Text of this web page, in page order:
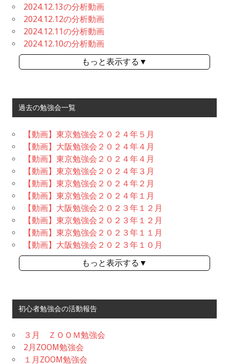
2024.12.13の分析動画
2024.12.12の分析動画
2024.12.11の分析動画
2024.12.10の分析動画
もっと表示する▼
過去の勉強会一覧
【動画】東京勉強会２０２４年５月
【動画】大阪勉強会２０２４年４月
【動画】東京勉強会２０２４年４月
【動画】東京勉強会２０２４年３月
【動画】東京勉強会２０２４年２月
【動画】東京勉強会２０２４年１月
【動画】大阪勉強会２０２３年１２月
【動画】東京勉強会２０２３年１２月
【動画】東京勉強会２０２３年１１月
【動画】大阪勉強会２０２３年１０月
もっと表示する▼
初心者勉強会の活動報告
３月 ＺＯＯＭ勉強会
2月ZOOM勉強会
１月ZOOM勉強会